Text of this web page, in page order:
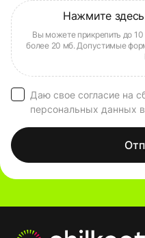
Даю свое согласие на
персональных данных